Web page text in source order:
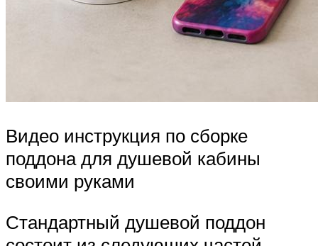
Видео инструкция по сборке
поддона для душевой кабины
своими руками
Стандартный душевой поддон